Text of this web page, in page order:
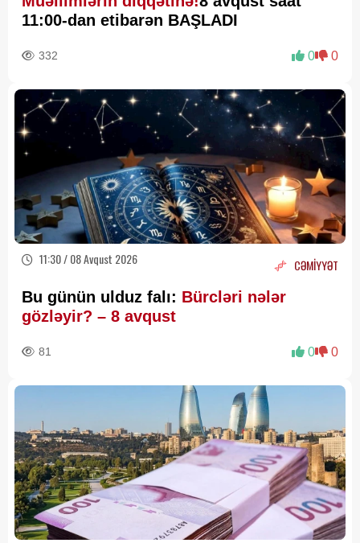
11:00-dan etibarən BAŞLADI
332 0 0
11:30 / 08 Avqust 2026 CƏMİYYƏT
Bu günün ulduz falı: Bürcləri nələr
gözləyir? – 8 avqust
81 0 0